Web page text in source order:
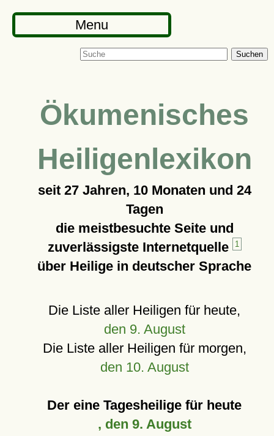
Menu
Suchen
Ökumenisches
Heiligenlexikon
seit 27 Jahren, 10 Monaten und 24
Tagen
die meistbesuchte Seite und
zuverlässigste Internetquelle
1
über Heilige in deutscher Sprache
Die Liste aller Heiligen für heute,
den 9. August
Die Liste aller Heiligen für morgen,
den 10. August
Der eine Tagesheilige für heute
, den 9. August